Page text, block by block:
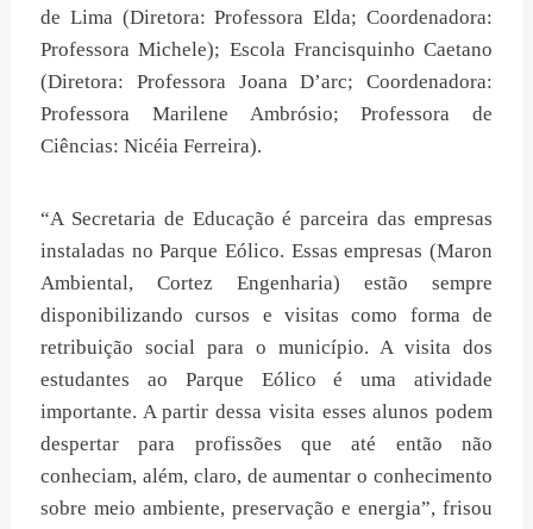
de Lima (Diretora: Professora Elda; Coordenadora:
Professora Michele); Escola Francisquinho Caetano
(Diretora: Professora Joana D’arc; Coordenadora:
Professora Marilene Ambrósio; Professora de
Ciências: Nicéia Ferreira).
“A Secretaria de Educação é parceira das empresas
instaladas no Parque Eólico. Essas empresas (Maron
Ambiental, Cortez Engenharia) estão sempre
disponibilizando cursos e visitas como forma de
retribuição social para o município. A visita dos
estudantes ao Parque Eólico é uma atividade
importante. A partir dessa visita esses alunos podem
despertar para profissões que até então não
conheciam, além, claro, de aumentar o conhecimento
sobre meio ambiente, preservação e energia”, frisou